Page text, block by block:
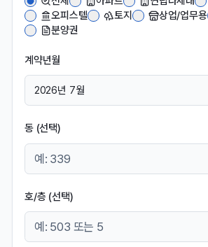
오피스텔
토지 상업/업무용
분양권
계약년월
2026년 7월
동 (선택)
호/층 (선택)